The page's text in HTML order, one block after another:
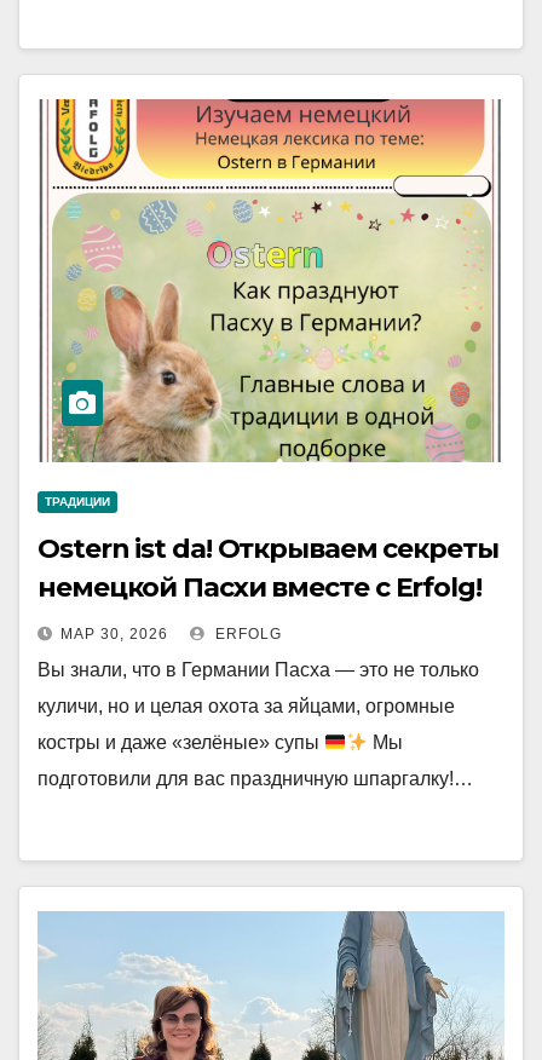
ТРАДИЦИИ
Ostern ist da! Открываем секреты
немецкой Пасхи вместе с Erfolg!
МАР 30, 2026 ERFOLG
Вы знали, что в Германии Пасха — это не только
куличи, но и целая охота за яйцами, огромные
костры и даже «зелёные» супы
Мы
подготовили для вас праздничную шпаргалку!…